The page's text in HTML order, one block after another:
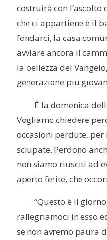
costruirà con
che ci appartiene è il
fondarci, la casa
avviare ancora il
la bellezza del
generazione più
È la domenica
Vogliamo chiedere
occasioni perdute, per
sciupate. Perdono
non siamo riusciti ad
aperto ferite, che
“Questo è il giorno,
rallegriamoci in esso
se non avremo paura